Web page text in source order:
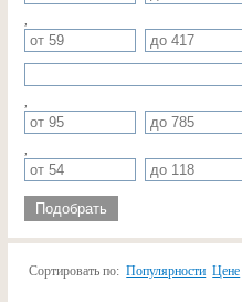
Подобрать
Сортировать по: Популярности Цене